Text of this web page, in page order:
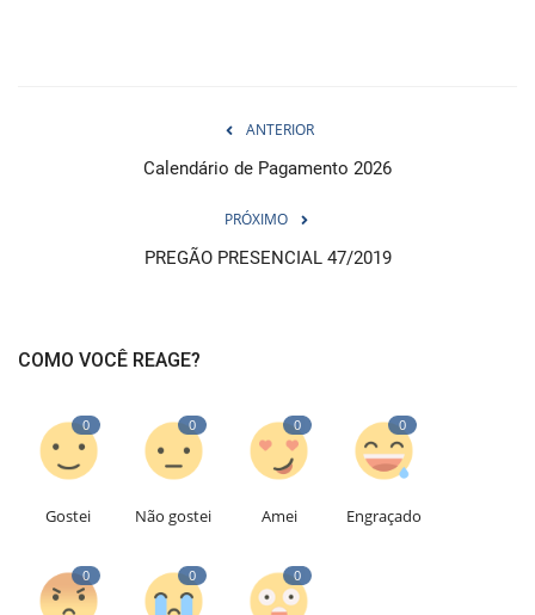
ANTERIOR
Calendário de Pagamento 2026
PRÓXIMO
PREGÃO PRESENCIAL 47/2019
COMO VOCÊ REAGE?
0
Gostei
0
Não gostei
0
Amei
0
Engraçado
0 0 0